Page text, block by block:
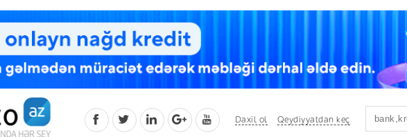
Daxil ol Qeydiyyatdan keç